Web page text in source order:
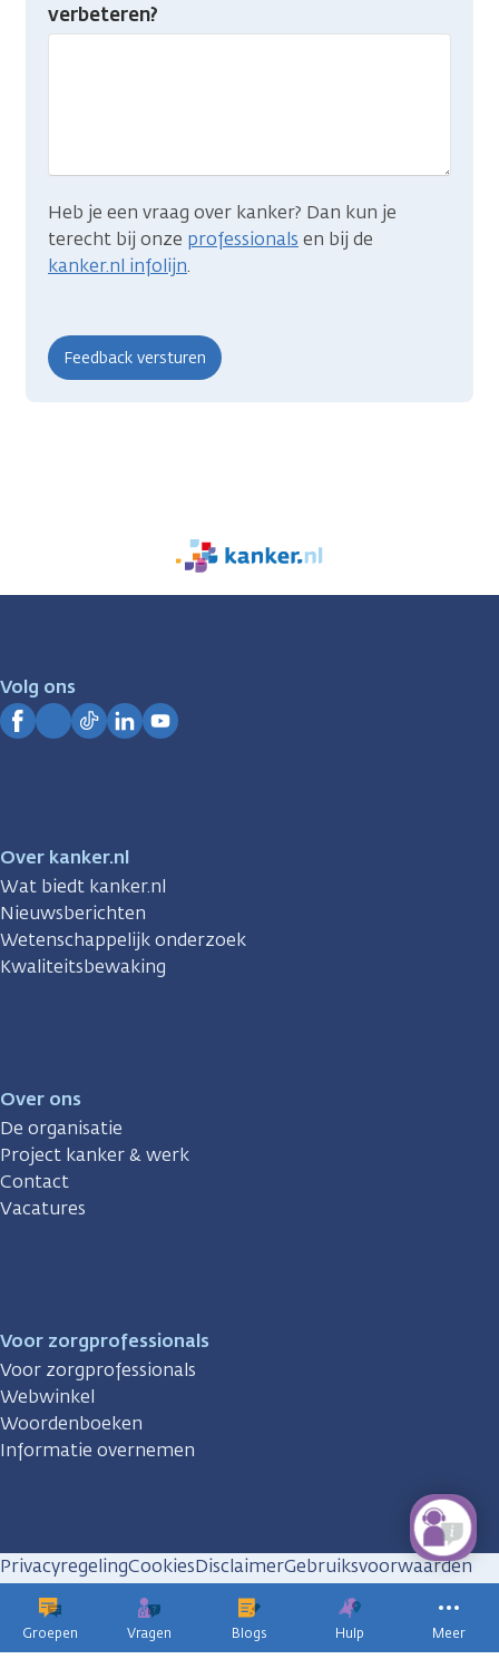
Groepen Vragen Blogs Hulp Meer
gevonden
verbeteren?
Heb je een vraag over kanker? Dan kun je
terecht bij onze professionals en bij de
kanker.nl infolijn.
We
zijn
Volg ons
Over kanker.nl
Wat biedt kanker.nl
Nieuwsberichten
Wetenschappelijk onderzoek
Kwaliteitsbewaking
Over ons
De organisatie
Project kanker & werk
Contact
Vacatures
Voor zorgprofessionals
Voor zorgprofessionals
Webwinkel
Woordenboeken
Informatie overnemen
PrivacyregelingCookiesDisclaimerGebruiksvoorwaarden
Huisregels